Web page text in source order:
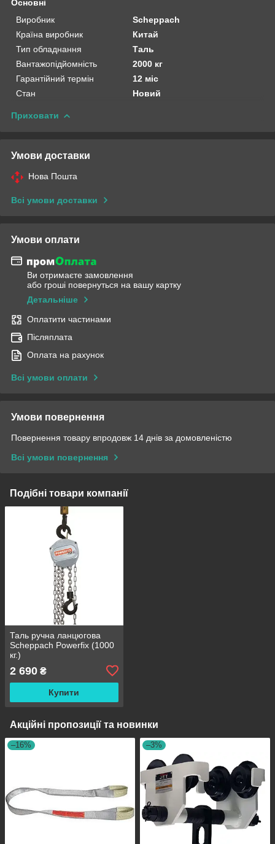
Основні
Виробник
Scheppach
Країна виробник
Китай
Тип обладнання
Таль
Вантажопідйомність
2000 кг
Гарантійний термін
12 міс
Стан
Новий
Приховати
Умови доставки
Нова Пошта
Всі умови доставки
Умови оплати
Ви отримаєте замовлення
або гроші повернуться на вашу картку
Детальніше
Оплатити частинами
Післяплата
Оплата на рахунок
Всі умови оплати
Умови повернення
Повернення товару впродовж 14 днів за домовленістю
Всі умови повернення
Подібні товари компанії
Таль ручна ланцюгова
Scheppach Powerfix (1000
кг.)
2 690 ₴
Купити
Акційні пропозиції та новинки
–16% –3%